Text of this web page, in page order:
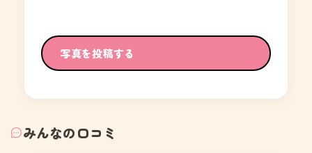
写真を投稿する
みんなの口コミ